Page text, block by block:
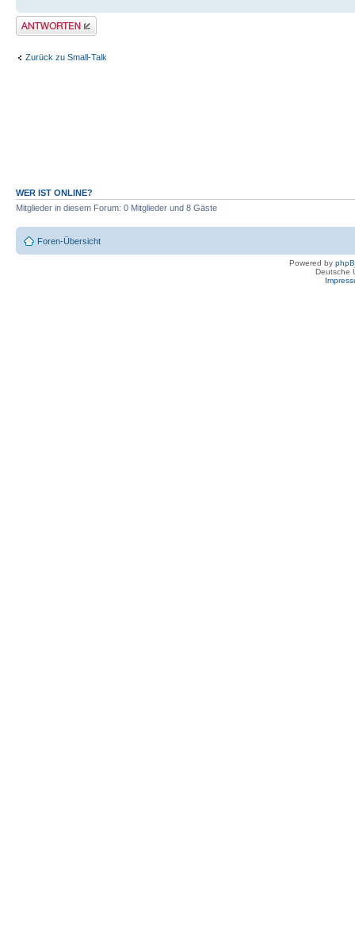
Antwort erstellen
Zurück zu Small-Talk
WER IST ONLINE?
Mitglieder in diesem Forum: 0 Mitglieder und 8 Gäste
Foren-Übersicht
Powered by
Deutsche